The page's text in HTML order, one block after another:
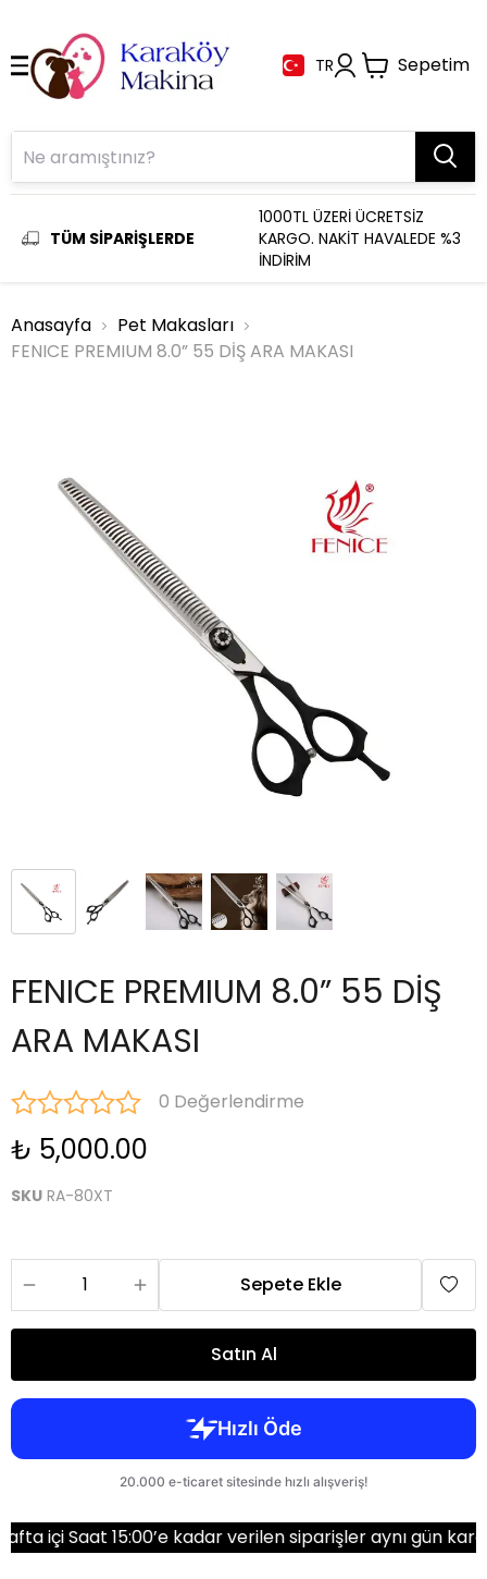
TR Sepetim
TÜM SİPARİŞLERDE
1000TL ÜZERİ ÜCRETSİZ
KARGO. NAKİT HAVALEDE %3
İNDİRİM
Anasayfa
Pet Makasları
FENICE PREMIUM 8.0” 55 DİŞ ARA MAKASI
FENICE PREMIUM 8.0” 55 DİŞ
ARA MAKASI
0 Değerlendirme
₺ 5,000.00
SKU RA-80XT
Sepete Ekle
Satın Al
15:00’e kadar verilen siparişler aynı gün kargoda!